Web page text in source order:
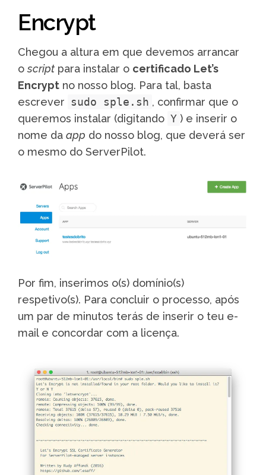
Encrypt
Chegou a altura em que devemos arrancar
oscript para instalar o certificado Let’s
Encrypt no nosso blog. Para tal, basta
escrever sudo sple.sh , confirmar que o
queremos instalar (digitando Y ) e inserir o
nome da app do nosso blog, que deverá ser
o mesmo do ServerPilot.
Por fim, inserimos o(s) domínio(s)
respetivo(s). Para concluir o processo, após
um par de minutos terás de inserir o teu e-
mail e concordar com a licença.